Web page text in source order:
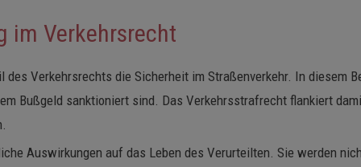
im Verkehrsrecht
Verkehrsrechts die Sicherheit im Straßenverkehr. In diesem
Bußgeld sanktioniert sind. Das Verkehrsstrafrecht flankiert
Auswirkungen auf das Leben des Verurteilten. Sie werden